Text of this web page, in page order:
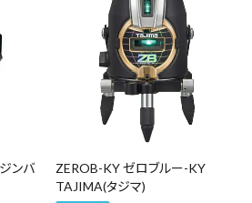
ンバ
ZEROB-KY ゼロブルー-KY
TAJIMA(タジマ)